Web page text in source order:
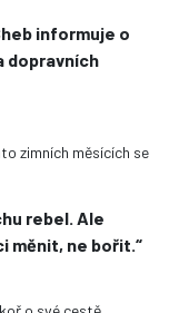
informuje o
dopravních
zimních měsících se
rebel. Ale
měnit, ne bořit.“